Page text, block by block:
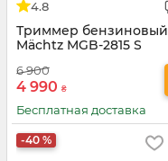
4.8
Триммер бензиновый
Mächtz MGB-2815 S
6 900
4 990 ₴
Бесплатная доставка
-40 %